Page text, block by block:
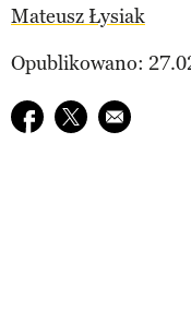
Mateusz Łysiak
Opublikowano:
Udostępnij na
Udostępnij na
E-mail do